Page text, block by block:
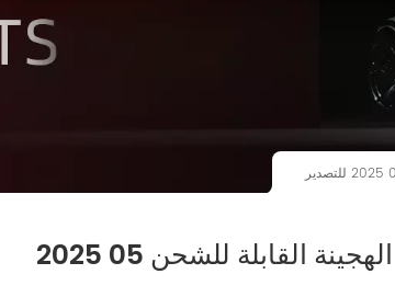
أفضل قيمة لسيارة BYD Destroyer DM-I الصينية الهجينة القابلة للشحن 05 2025